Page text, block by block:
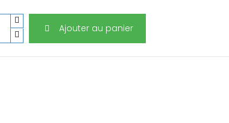
Ajouter au panier